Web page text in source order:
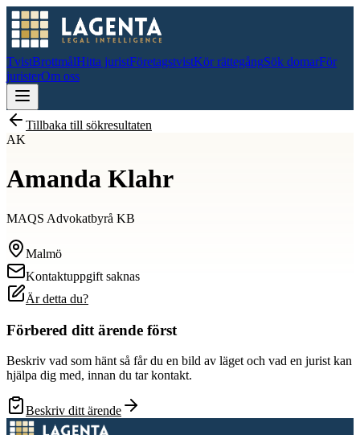
TvistBrottmålHitta juristFöretagstvistKör rättegångSök domarFör
juristerOm oss
Tillbaka till sökresultaten
AK
Amanda Klahr
MAQS Advokatbyrå KB
Malmö
Kontaktuppgift saknas
Är detta du?
Förbered ditt ärende först
Beskriv vad som hänt så får du en bild av läget och vad en jurist kan
hjälpa dig med, innan du tar kontakt.
Beskriv ditt ärende